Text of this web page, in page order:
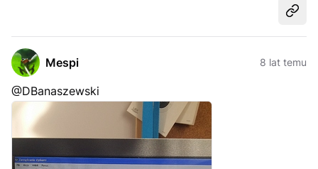
Mespi 8 lat temu
@DBanaszewski